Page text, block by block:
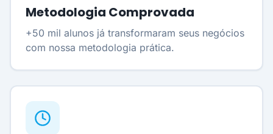
Metodologia Comprovada
+50 mil alunos já transformaram seus negócios
com nossa metodologia prática.